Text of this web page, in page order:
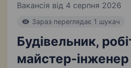
Вакансія від 4 серпня 2026
Зараз переглядає 1 шукач
Будівельник,
майстер-